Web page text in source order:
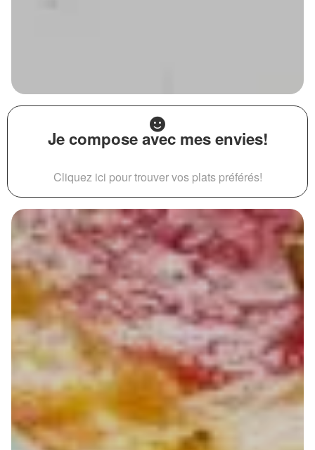
Je compose avec mes envies!
Cliquez ici pour trouver vos plats préférés!